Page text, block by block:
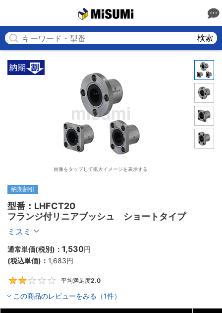
検索
画像をタップして拡大イメージを表示する
納期割引
型番：LHFCT20
フランジ付リニアブッシュ　ショートタイプ
ミスミ
通常単価(税別)： 1,530円
(税込単価)： 1,683円
平均満足度2.0
この商品のレビューをみる（1件）